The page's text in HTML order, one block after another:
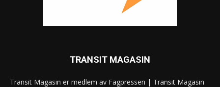
TRANSIT MAGASIN
Transit Magasin er medlem av Fagpressen | Transit Magasin